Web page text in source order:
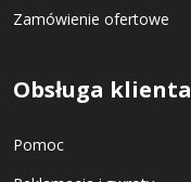
Zamówienie ofertowe
Obsługa klienta
Pomoc